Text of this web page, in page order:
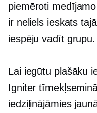
piemēroti
ir neliels ieskats
iespēju vadīt grupu.
Lai iegūtu plašāku
Igniter
iedziļinājāmies